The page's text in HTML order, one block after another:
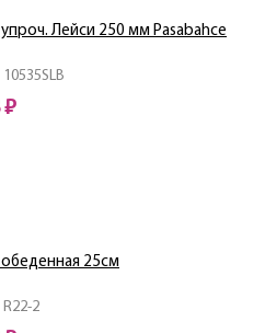
упроч. Лейси 250 мм Pasabahce
₽
2
обеденная 25см